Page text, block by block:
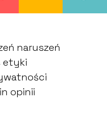
naruszeń
etyki
opinii